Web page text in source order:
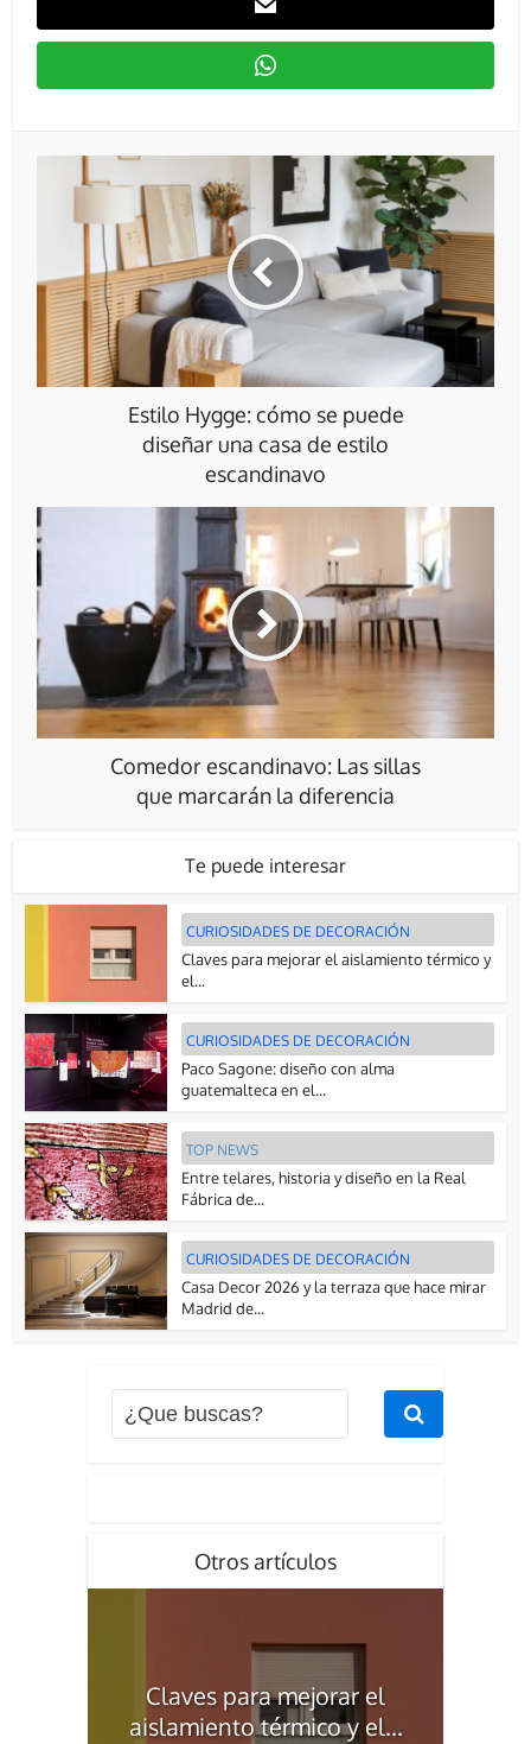
Estilo Hygge: cómo se puede
diseñar una casa de estilo
escandinavo
Comedor escandinavo: Las sillas
que marcarán la diferencia
Te puede interesar
CURIOSIDADES DE DECORACIÓN
Claves para mejorar el aislamiento térmico y
el...
CURIOSIDADES DE DECORACIÓN
Paco Sagone: diseño con alma
guatemalteca en el...
TOP NEWS
Entre telares, historia y diseño en la Real
Fábrica de...
CURIOSIDADES DE DECORACIÓN
Casa Decor 2026 y la terraza que hace mirar
Madrid de...
Otros artículos
Claves para mejorar el
aislamiento térmico y el...